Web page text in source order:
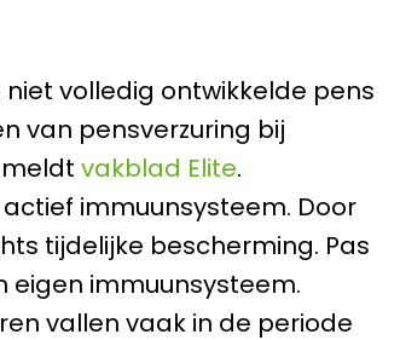
volledig ontwikkelde pens
van pensverzuring bij
vakblad Elite.
immuunsysteem. Door
tijdelijke bescherming. Pas
eigen immuunsysteem.
vallen vaak in de periode